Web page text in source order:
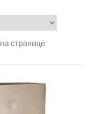
на странице